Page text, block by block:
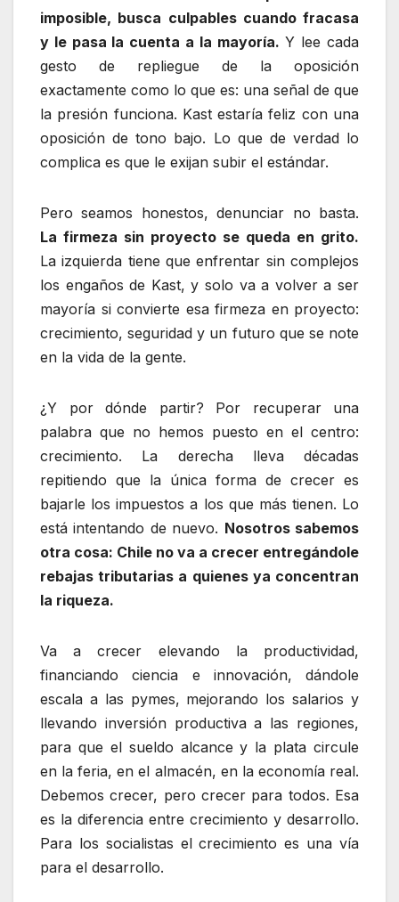
imposible, busca culpables cuando fracasa
y le pasa la cuenta a la mayoría. Y lee cada
gesto de repliegue de la oposición
exactamente como lo que es: una señal de que
la presión funciona. Kast estaría feliz con una
oposición de tono bajo. Lo que de verdad lo
complica es que le exijan subir el estándar.
Pero seamos honestos, denunciar no basta.
La firmeza sin proyecto se queda en grito.
La izquierda tiene que enfrentar sin complejos
los engaños de Kast, y solo va a volver a ser
mayoría si convierte esa firmeza en proyecto:
crecimiento, seguridad y un futuro que se note
en la vida de la gente.
¿Y por dónde partir? Por recuperar una
palabra que no hemos puesto en el centro:
crecimiento. La derecha lleva décadas
repitiendo que la única forma de crecer es
bajarle los impuestos a los que más tienen. Lo
está intentando de nuevo. Nosotros sabemos
otra cosa: Chile no va a crecer entregándole
rebajas tributarias a quienes ya concentran
la riqueza.
Va a crecer elevando la productividad,
financiando ciencia e innovación, dándole
escala a las pymes, mejorando los salarios y
llevando inversión productiva a las regiones,
para que el sueldo alcance y la plata circule
en la feria, en el almacén, en la economía real.
Debemos crecer, pero crecer para todos. Esa
es la diferencia entre crecimiento y desarrollo.
Para los socialistas el crecimiento es una vía
para el desarrollo.